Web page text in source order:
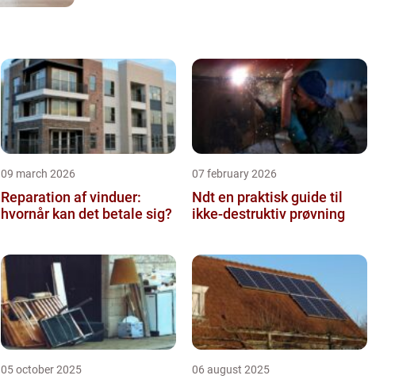
09 march 2026
Reparation af vinduer:
hvornår kan det betale sig?
07 february 2026
Ndt en praktisk guide til
ikke-destruktiv prøvning
05 october 2025 06 august 2025